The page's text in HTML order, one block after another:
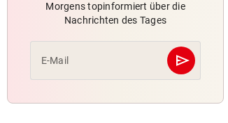
Morgens topinformiert über die
Nachrichten des Tages
E-Mail send
Abschicken